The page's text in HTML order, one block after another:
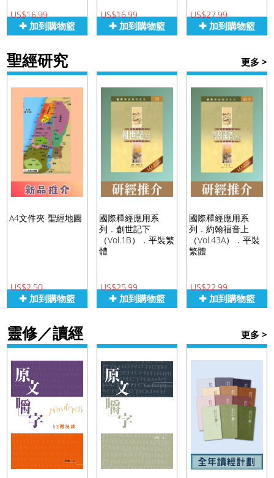
US$16.99
✚ 加到購物籃
US$16.99
✚ 加到購物籃
US$27.99
✚ 加到購物籃
聖經研究 更多 >
A4文件夾-聖經地圖
US$2.50
✚ 加到購物籃
國際釋經應用系
列．創世記下
（Vol.1B）．平裝繁
體
US$25.99
✚ 加到購物籃
國際釋經應用系
列．約翰福音上
（Vol.43A）．平裝
繁體
US$22.99
✚ 加到購物籃
靈修／讀經 更多 >